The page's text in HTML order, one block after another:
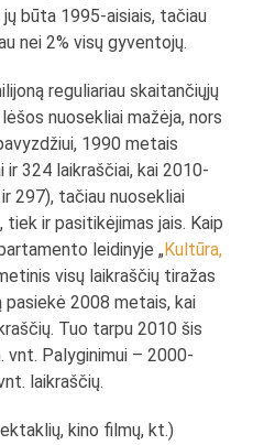
būta 1995-aisiais, tačiau
nei 2% visų gyventojų.
reguliariau skaitančiųjų
nuosekliai mažėja, nors
1990 metais
324 laikraščiai, kai 2010-
297), tačiau nuosekliai
ir pasitikėjimas jais. Kaip
leidinyje „Kultūra,
visų laikraščių tiražas
2008 metais, kai
Tuo tarpu 2010 šis
vnt. Palyginimui – 2000-
laikraščių.
kino filmų, kt.)